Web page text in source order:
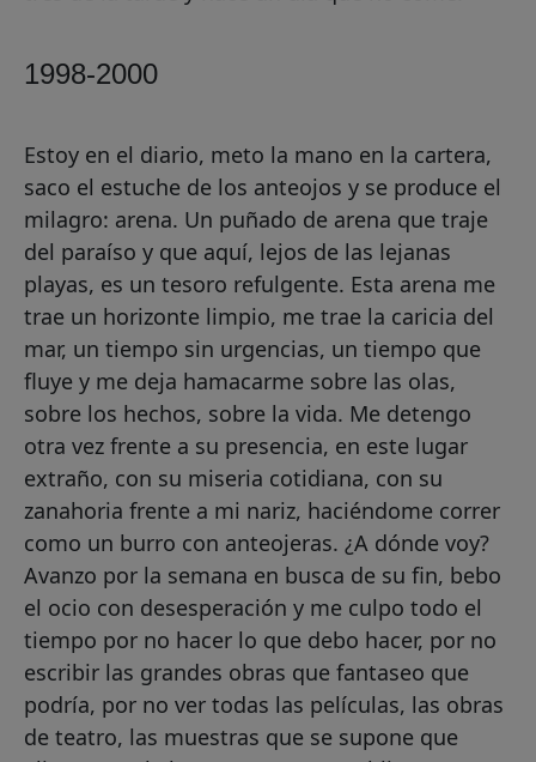
1998-2000
Estoy en el diario, meto la mano en la cartera,
saco el estuche de los anteojos y se produce el
milagro: arena. Un puñado de arena que traje
del paraíso y que aquí, lejos de las lejanas
playas, es un tesoro refulgente. Esta arena me
trae un horizonte limpio, me trae la caricia del
mar, un tiempo sin urgencias, un tiempo que
fluye y me deja hamacarme sobre las olas,
sobre los hechos, sobre la vida. Me detengo
otra vez frente a su presencia, en este lugar
extraño, con su miseria cotidiana, con su
zanahoria frente a mi nariz, haciéndome correr
como un burro con anteojeras. ¿A dónde voy?
Avanzo por la semana en busca de su fin, bebo
el ocio con desesperación y me culpo todo el
tiempo por no hacer lo que debo hacer, por no
escribir las grandes obras que fantaseo que
podría, por no ver todas las películas, las obras
de teatro, las muestras que se supone que